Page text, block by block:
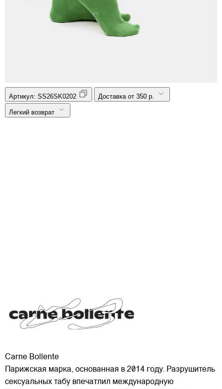
Артикул: SS26SK0202 Доставка от 350 р.
Легкий возврат
Carne Bollente
Парижская марка, основанная в 2014 году. Разрушитель
сексуальных табу впечатлил международную